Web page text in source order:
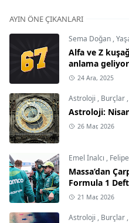
AYIN ÖNE ÇIKANLARI
Sema Doğan ,
Alfa ve Z
anlama
24 Ara, 2025
Astroloji , Burçlar ,
Astroloji:
26 Mar, 2026
Emel İnalcı ,
Massa’dan
Formula 1
21 Mar, 2026
Astroloji , Burçlar ,